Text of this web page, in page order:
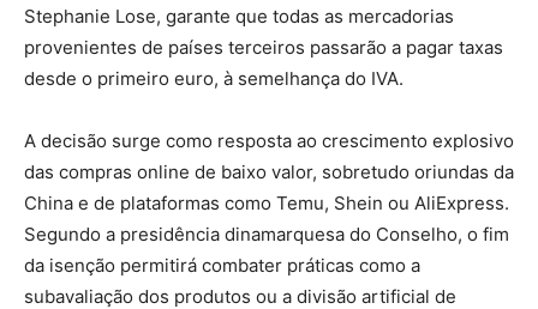
Stephanie Lose, garante que todas as mercadorias
provenientes de países terceiros passarão a pagar taxas
desde o primeiro euro, à semelhança do IVA.
A decisão surge como resposta ao crescimento explosivo
das compras online de baixo valor, sobretudo oriundas da
China e de plataformas como Temu, Shein ou AliExpress.
Segundo a presidência dinamarquesa do Conselho, o fim
da isenção permitirá combater práticas como a
subavaliação dos produtos ou a divisão artificial de